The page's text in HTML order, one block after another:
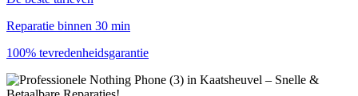
Reparatie binnen 30 min
100% tevredenheidsgarantie